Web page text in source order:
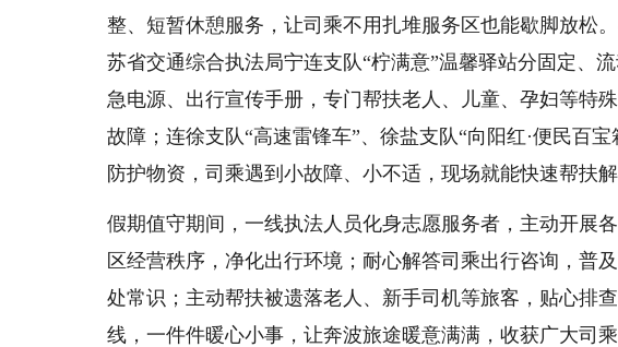
整、短暂休憩服务，让司乘不用扎堆服务区也能歇脚放松
苏省交通综合执法局宁连支队“柠满意”温馨驿站分固定、
急电源、出行宣传手册，专门帮扶老人、儿童、孕妇等特
故障；连徐支队“高速雷锋车”、徐盐支队“向阳红·便民百
防护物资，司乘遇到小故障、小不适，现场就能快速帮扶解
假期值守期间，一线执法人员化身志愿服务者，主动开展
区经营秩序，净化出行环境；耐心解答司乘出行咨询，普
处常识；主动帮扶被遗落老人、新手司机等旅客，贴心排
线，一件件暖心小事，让奔波旅途暖意满满，收获广大司